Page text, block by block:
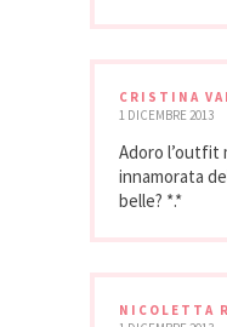
CRISTINA
1 DICEMBRE 2013
Adoro l’outfit
innamorata
belle? *.*
NICOLETTA